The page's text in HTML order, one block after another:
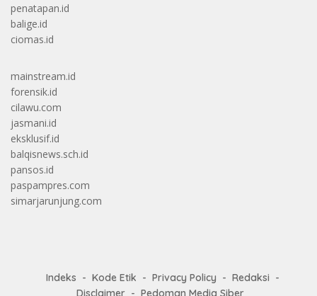
penatapan.id
balige.id
ciomas.id
mainstream.id
forensik.id
cilawu.com
jasmani.id
eksklusif.id
balqisnews.sch.id
pansos.id
paspampres.com
simarjarunjung.com
Indeks Kode Etik Privacy Policy
Redaksi
Disclaimer
Pedoman Media Siber